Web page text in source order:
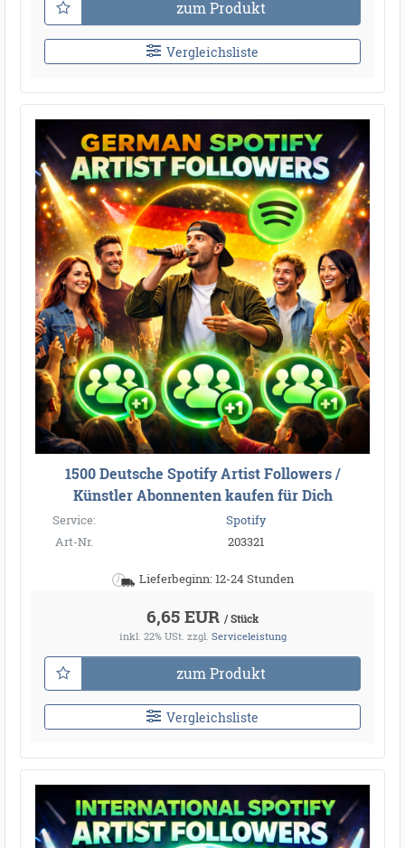
zum Produkt
Vergleichsliste
1500 Deutsche Spotify Artist Followers /
Künstler Abonnenten kaufen für Dich
Service:
Spotify
Art-Nr.
203321
Lieferbeginn: 12-24 Stunden
6,65 EUR / Stück
inkl. 22% USt. zzgl. Serviceleistung
zum Produkt
Vergleichsliste